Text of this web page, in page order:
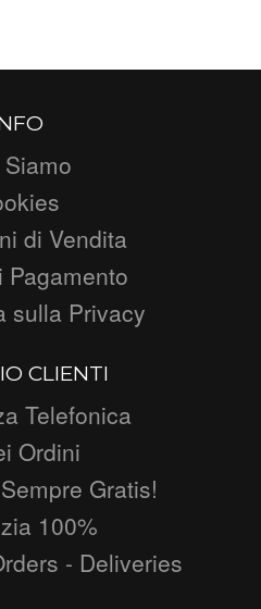
di Vendita
Pagamento
sulla Privacy
CLIENTI
Telefonica
Ordini
Gratis!
100%
- Deliveries